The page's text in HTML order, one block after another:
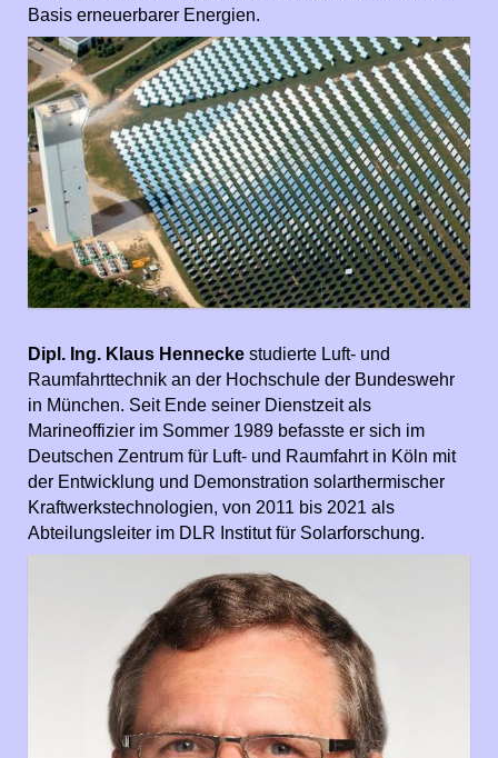
Basis erneuerbarer Energien.
Dipl. Ing. Klaus Hennecke studierte Luft- und
Raumfahrttechnik an der Hochschule der Bundeswehr
in München. Seit Ende seiner Dienstzeit als
Marineoffizier im Sommer 1989 befasste er sich im
Deutschen Zentrum für Luft- und Raumfahrt in Köln mit
der Entwicklung und Demonstration solarthermischer
Kraftwerkstechnologien, von 2011 bis 2021 als
Abteilungsleiter im DLR Institut für Solarforschung.